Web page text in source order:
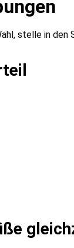
stelle in